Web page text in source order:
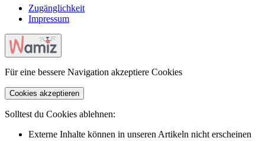
Zugänglichkeit
Impressum
Für eine bessere Navigation akzeptiere Cookies
Cookies akzeptieren
Solltest du Cookies ablehnen:
Externe Inhalte können in unseren Artikeln nicht erscheinen